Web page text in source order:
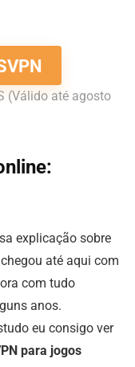
(Válido até agosto
explicação sobre
até aqui com
com tudo
anos.
eu consigo ver
para jogos